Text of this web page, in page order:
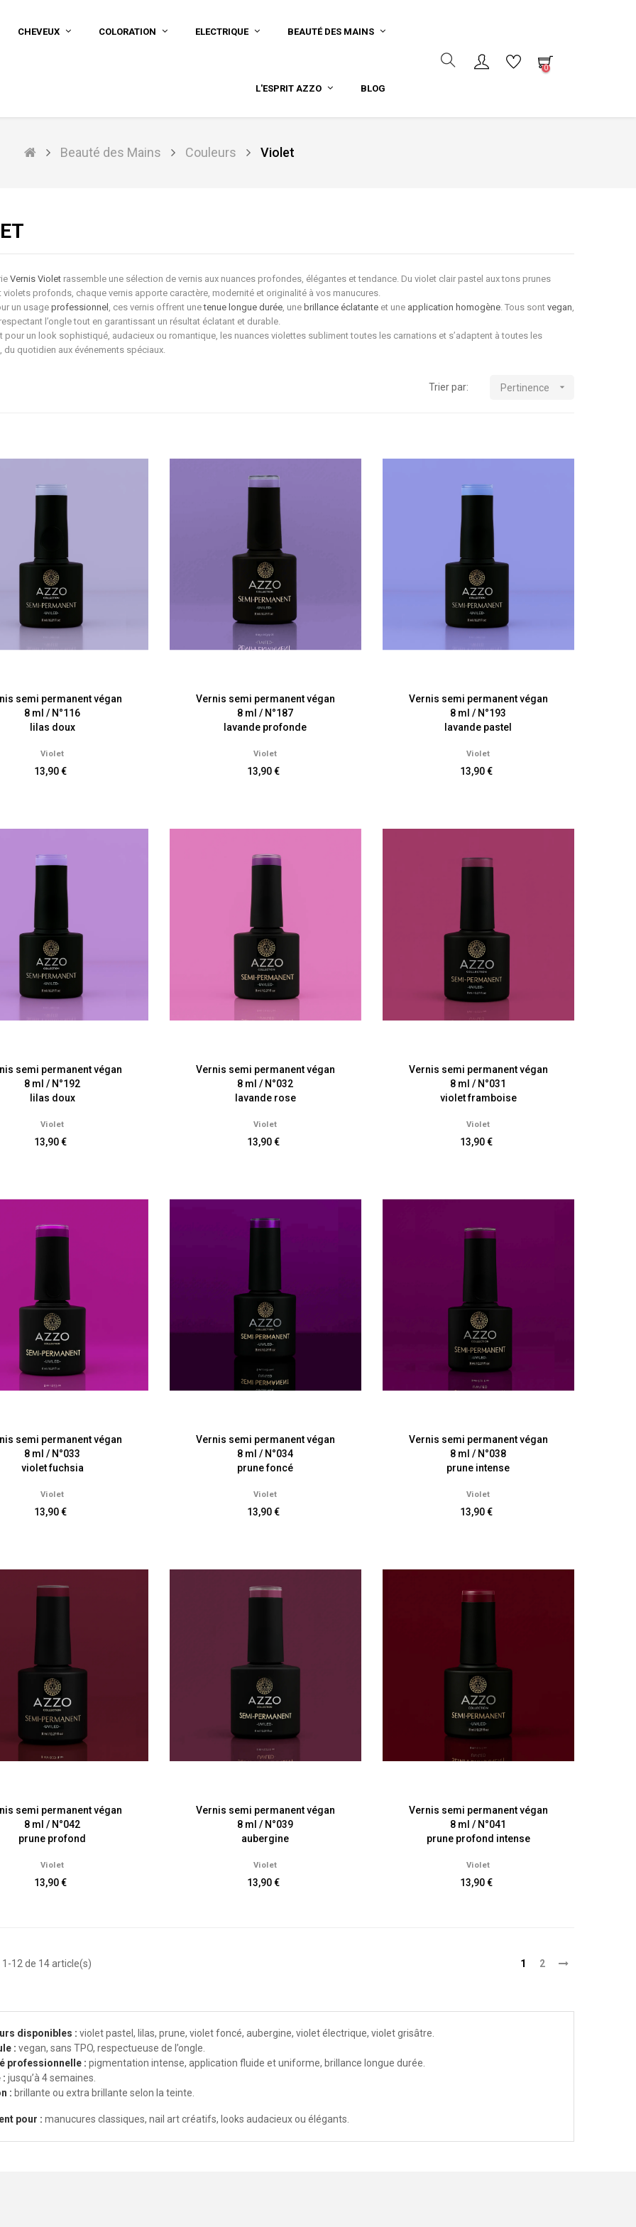
CHEVEUX COLORATION ELECTRIQUE BEAUTÉ DES MAINS
L'ESPRIT AZZO BLOG
0
Beauté des Mains Couleurs Violet
Prix
12,90 €
Prix
12,90 €
Vernis Violet rassemble une sélection de vernis aux nuances profondes, élégantes et tendance. Du violet clair pastel aux tons prunes
violets profonds, chaque vernis apporte caractère, modernité et originalité à vos manucures.
un usage professionnel , ces vernis offrent unetenue longue durée, une brillance éclatante et une application homogène. Tous sont vegan,
l’ongle tout en garantissant un résultat éclatant et durable.
pour un look sophistiqué, audacieux ou romantique, les nuances violettes subliment toutes les carnations et s’adaptent à toutes les
du quotidien aux événements spéciaux.
Trier par: Pertinence 
semi permanent végan
8 ml / N°116
lilas doux
Violet
13,90 €
Vernis semi permanent végan
8 ml / N°187
lavande profonde
Violet
13,90 €
Vernis semi permanent végan
8 ml / N°193
lavande pastel
Violet
13,90 €
semi permanent végan
8 ml / N°192
lilas doux
Violet
13,90 €
Vernis semi permanent végan
8 ml / N°032
lavande rose
Violet
13,90 €
Vernis semi permanent végan
8 ml / N°031
violet framboise
Violet
13,90 €
semi permanent végan
8 ml / N°033
violet fuchsia
Violet
13,90 €
Vernis semi permanent végan
8 ml / N°034
prune foncé
Violet
13,90 €
Vernis semi permanent végan
8 ml / N°038
prune intense
Violet
13,90 €
semi permanent végan
8 ml / N°042
prune profond
Violet
13,90 €
Vernis semi permanent végan
8 ml / N°039
aubergine
Violet
13,90 €
Vernis semi permanent végan
8 ml / N°041
prune profond intense
Violet
13,90 €
12 de 14 article(s) 1 2
disponibles : violet pastel, lilas, prune, violet foncé, aubergine, violet électrique, violet grisâtre.
: vegan, sans TPO, respectueuse de l’ongle.
professionnelle : pigmentation intense, application fluide et uniforme, brillance longue durée.
: jusqu’à 4 semaines.
: brillante ou extra brillante selon la teinte.
pour : manucures classiques, nail art créatifs, looks audacieux ou élégants.